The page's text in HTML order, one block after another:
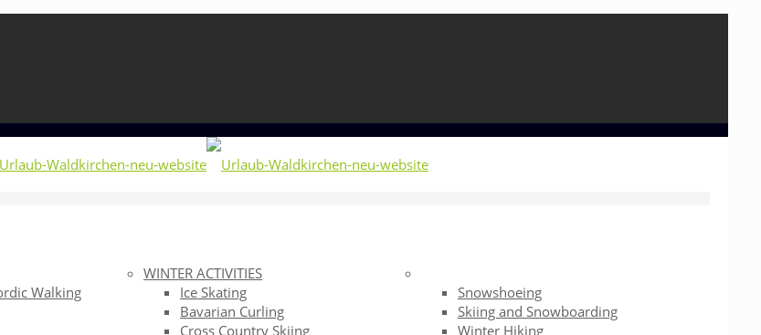
Walking
WINTER ACTIVITIES
Ice Skating
Bavarian Curling
Cross Country Skiing
Snowshoeing
Skiing and Snowboarding
Winter Hiking